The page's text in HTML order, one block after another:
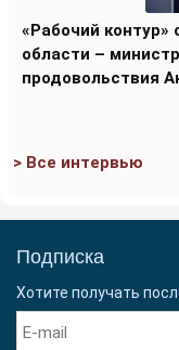
«Рабочий контур»
области –
продовольствия
> Все интервью
Подписка
Хотите получать